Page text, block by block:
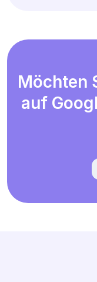
Möchten
auf